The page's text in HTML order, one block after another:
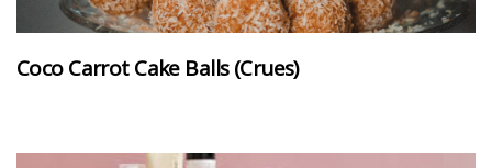
Coco Carrot Cake Balls (Crues)